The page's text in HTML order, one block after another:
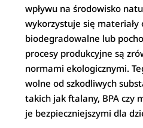
wpływu na środowisko
wykorzystuje się materiały
biodegradowalne lub
procesy produkcyjne są
normami ekologicznymi.
wolne od szkodliwych
takich jak ftalany, BPA czy
je bezpieczniejszymi dla